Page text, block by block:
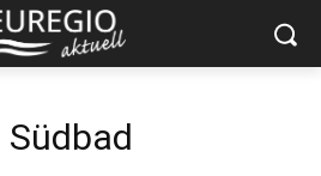
Südbad